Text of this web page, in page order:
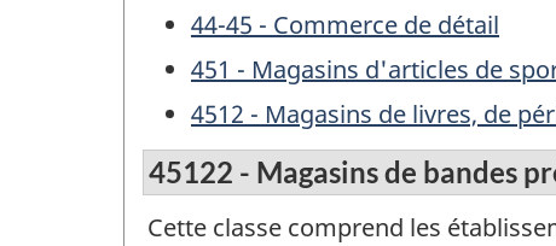
44-45 - Commerce de détail
451 - Magasins d'articles de
4512 - Magasins de livres, de
45122 - Magasins de bandes
Cette classe comprend les